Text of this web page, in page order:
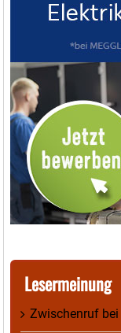
Lesermeinung
Zwischenruf bei